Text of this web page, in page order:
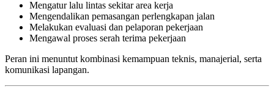
Mengatur lalu lintas sekitar area kerja
Mengendalikan pemasangan perlengkapan jalan
Melakukan evaluasi dan pelaporan pekerjaan
Mengawal proses serah terima pekerjaan
Peran ini menuntut kombinasi kemampuan teknis, manajerial, serta
komunikasi lapangan.